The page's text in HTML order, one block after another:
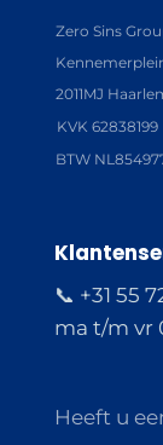
Zero Sins
2011MJ
KVK 62838199
BTW
📞 +31 55
ma t/m vr
Heeft u